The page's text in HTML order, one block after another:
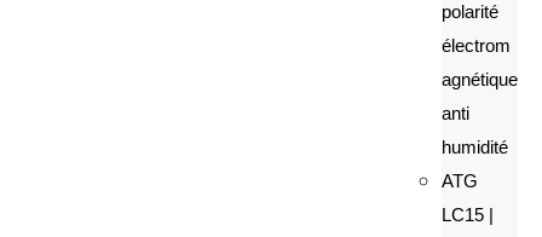
polarité
électrom
agnétique
anti
humidité
ATG
LC15 |